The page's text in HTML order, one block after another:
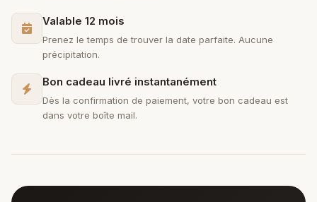
Valable 12 mois
Prenez le temps de trouver la date parfaite. Aucune
précipitation.
Bon cadeau livré instantanément
Dès la confirmation de paiement, votre bon cadeau est
dans votre boîte mail.